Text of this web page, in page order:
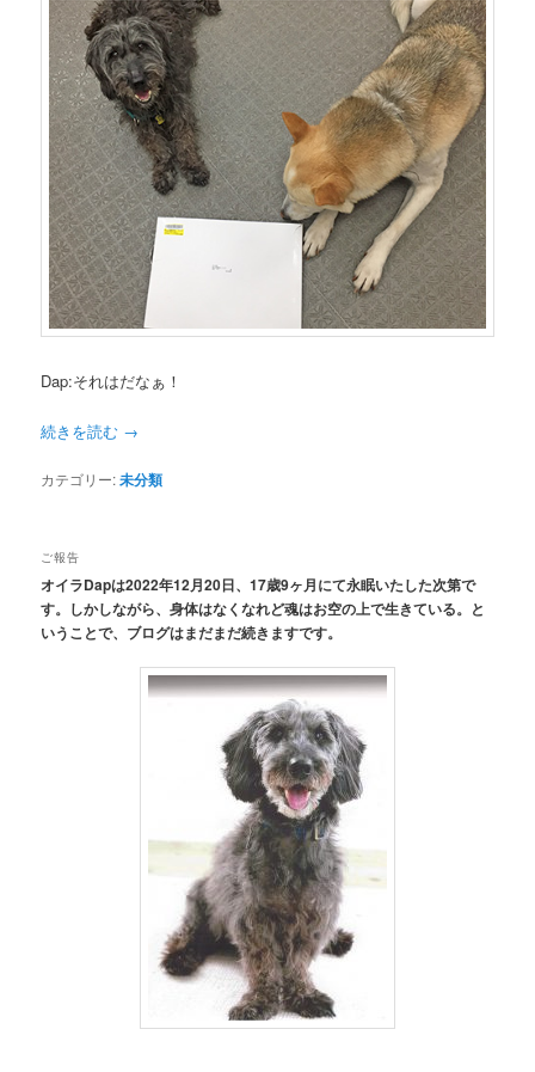
Dap:それはだなぁ！
続きを読む →
カテゴリー:未分類
ご報告
オイラDapは2022年12月20日、17歳9ヶ月にて永眠いたした次第で
す。しかしながら、身体はなくなれど魂はお空の上で生きている。と
いうことで、ブログはまだまだ続きますです。